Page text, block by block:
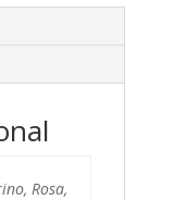
Rosa,